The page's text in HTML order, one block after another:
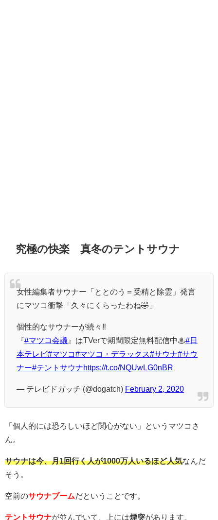
究極の快楽 真冬のテントサウナ
女性編集者サウナー「ととのう＝受精と除霊」発言
にマツコ衝撃「久々にくらったわね🤣」
個性的なサウナーが続々‼
『#マツコ会議 』はTVerで期間限定無料配信中♨#日
本テレビ#マツコ#マツコ・デラックス#サウナ#サウ
ナー#テントサウナhttps://t.co/NQUwLG0nBR
— テレビドガッチ (@dogatch) February 2, 2020
「個人的には恐ろしいほど関心がない」というマツコさ
ん。
サウナは今、月1回行く人が1000万人いるほど人気なんだ
そう。
空前のサウナブームだということです。
テントサウナが並んでいて、上には煙突があります。